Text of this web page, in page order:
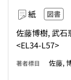
紙 図書
佐藤博樹, 武石
<EL34-L57>
著者標目 佐藤,